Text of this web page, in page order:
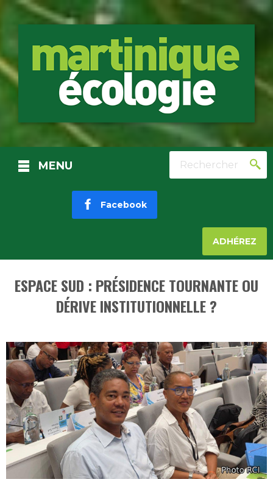
MENU Rechercher
Facebook
ADHÉREZ
ESPACE SUD : PRÉSIDENCE TOURNANTE OU
DÉRIVE INSTITUTIONNELLE ?